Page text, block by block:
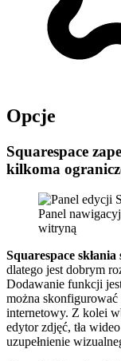
Opcje
Squarespace
kilkoma
Panel
witryną
Squarespace
dlatego jest dobrym
Dodawanie funkcji
można skonfigurować
internetowy. Z kolei
edytor zdjęć, tła
uzupełnienie